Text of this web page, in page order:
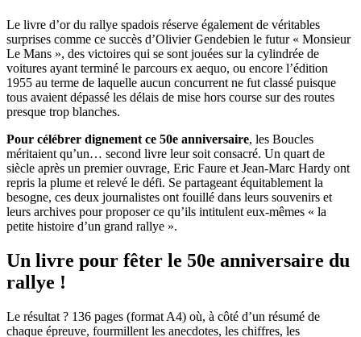
Le livre d’or du rallye spadois réserve également de véritables
surprises comme ce succès d’Olivier Gendebien le futur « Monsieur
Le Mans », des victoires qui se sont jouées sur la cylindrée de
voitures ayant terminé le parcours ex aequo, ou encore l’édition
1955 au terme de laquelle aucun concurrent ne fut classé puisque
tous avaient dépassé les délais de mise hors course sur des routes
presque trop blanches.
Pour célébrer dignement ce 50e anniversaire, les Boucles
méritaient qu’un… second livre leur soit consacré. Un quart de
siècle après un premier ouvrage, Eric Faure et Jean-Marc Hardy ont
repris la plume et relevé le défi. Se partageant équitablement la
besogne, ces deux journalistes ont fouillé dans leurs souvenirs et
leurs archives pour proposer ce qu’ils intitulent eux-mêmes « la
petite histoire d’un grand rallye ».
Un livre pour fêter le 50e anniversaire du
rallye !
Le résultat ? 136 pages (format A4) où, à côté d’un résumé de
chaque épreuve, fourmillent les anecdotes, les chiffres, les